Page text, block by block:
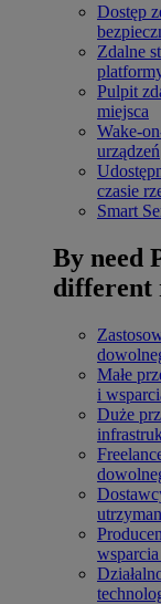
Dostęp
Zdalne
Pulpit
miejsca
Wake-
urządzeń
czasie
Smart
By need
different
Małe
i
Duże
wsparcia